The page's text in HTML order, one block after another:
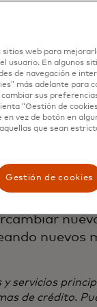
de activos
y los
como
monedas.
gama de
propio
los
nuevos
servicios
de crédito.
sitios web para
usuario. En algunos
de navegación e
más adelante para
sus
“Gestión de
vez de botón en
que sean
Gestión de cookies